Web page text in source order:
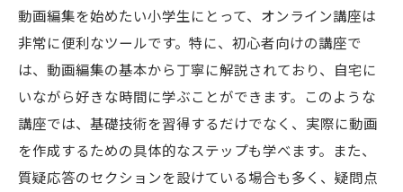
動画編集を始めたい小学生にとって、オンライン講座は
非常に便利なツールです。特に、初心者向けの講座で
は、動画編集の基本から丁寧に解説されており、自宅に
いながら好きな時間に学ぶことができます。このような
講座では、基礎技術を習得するだけでなく、実際に動画
を作成するための具体的なステップも学べます。また、
質疑応答のセクションを設けている場合も多く、疑問点